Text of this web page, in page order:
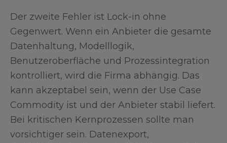
Der zweite Fehler ist Lock-in ohne
Gegenwert. Wenn ein Anbieter die gesamte
Datenhaltung, Modelllogik,
Benutzeroberfläche und Prozessintegration
kontrolliert, wird die Firma abhängig. Das
kann akzeptabel sein, wenn der Use Case
Commodity ist und der Anbieter stabil liefert.
Bei kritischen Kernprozessen sollte man
vorsichtiger sein. Datenexport,